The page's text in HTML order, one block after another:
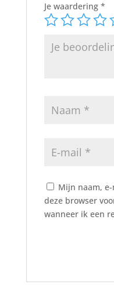
Je waardering *
Mijn naam,
deze browser
wanneer ik een